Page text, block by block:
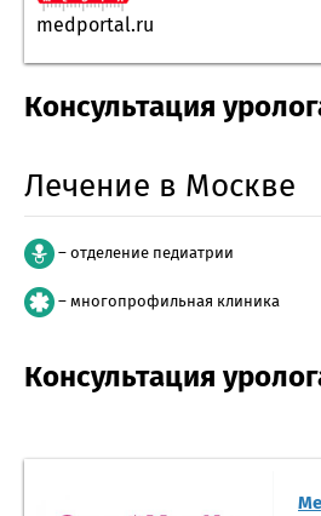
medportal.ru
Консультация
Лечение в Москве
– отделение педиатрии
– многопрофильная клиника
Консультация